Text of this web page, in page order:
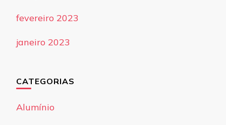
fevereiro 2023
janeiro 2023
CATEGORIAS
Alumínio